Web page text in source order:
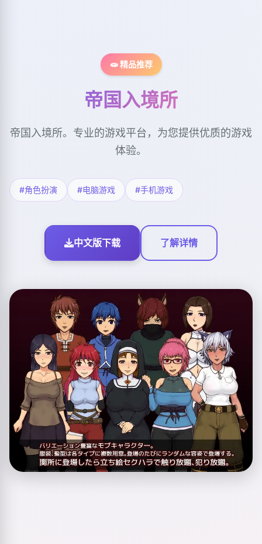
🧫 精品推荐
帝国入境所
帝国入境所。专业的游戏平台，为您提供优质的游戏
体验。
#角色扮演 #电脑游戏 #手机游戏
中文版下载 了解详情